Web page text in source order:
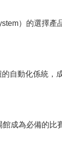
）的選擇產
自動化係統，
成為必備的比